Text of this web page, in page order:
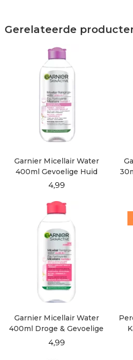
Gerelateerde
Garnier Micellair Water
400ml Gevoelige Huid
4,99
Garnier Micellair Water
400ml Droge & Gevoelige
Huid
4,99